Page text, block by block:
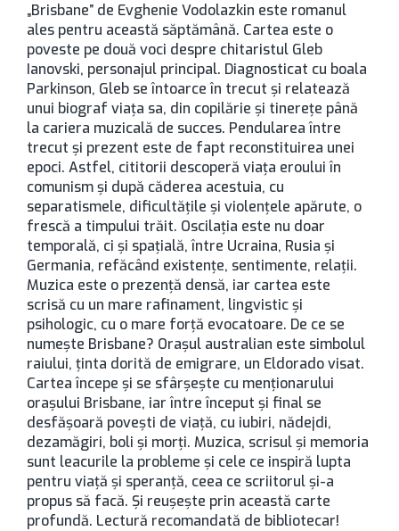
„Brisbane” de Evghenie Vodolazkin este romanul
ales pentru această săptămână. Cartea este o
poveste pe două voci despre chitaristul Gleb
Ianovski, personajul principal. Diagnosticat cu boala
Parkinson, Gleb se întoarce în trecut şi relatează
unui biograf viaţa sa, din copilărie şi tinereţe până
la cariera muzicală de succes. Pendularea între
trecut şi prezent este de fapt reconstituirea unei
epoci. Astfel, cititorii descoperă viaţa eroului în
comunism şi după căderea acestuia, cu
separatismele, dificultăţile şi violenţele apărute, o
frescă a timpului trăit. Oscilaţia este nu doar
temporală, ci şi spaţială, între Ucraina, Rusia şi
Germania, refăcând existenţe, sentimente, relaţii.
Muzica este o prezenţă densă, iar cartea este
scrisă cu un mare rafinament, lingvistic şi
psihologic, cu o mare forţă evocatoare. De ce se
numeşte Brisbane? Oraşul australian este simbolul
raiului, ţinta dorită de emigrare, un Eldorado visat.
Cartea începe şi se sfârşeşte cu menţionarului
oraşului Brisbane, iar între început şi final se
desfăşoară poveşti de viaţă, cu iubiri, nădejdi,
dezamăgiri, boli şi morţi. Muzica, scrisul şi memoria
sunt leacurile la probleme şi cele ce inspiră lupta
pentru viaţă şi speranţă, ceea ce scriitorul şi-a
propus să facă. Şi reuşeşte prin această carte
profundă. Lectură recomandată de bibliotecar!